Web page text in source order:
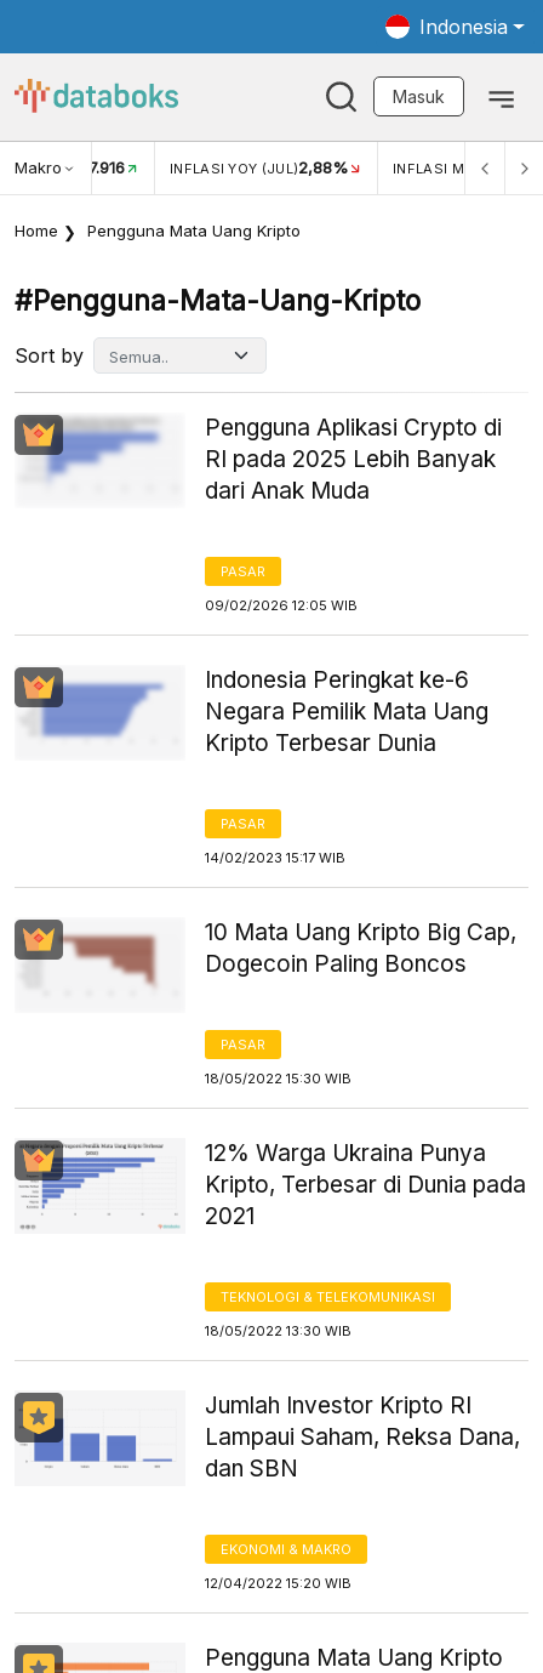
Indonesia
Masuk
Makro
USD/IDR 17.916 INFLASI YOY (JUL)2,88% INFLASI MOM (JUL)
Home Pengguna Mata Uang Kripto
#pengguna-Mata-Uang-Kripto
Sort by
Pengguna Aplikasi Crypto di
RI pada 2025 Lebih Banyak
dari Anak Muda
PASAR
09/02/2026 12:05 WIB
Indonesia Peringkat ke-6
Negara Pemilik Mata Uang
Kripto Terbesar Dunia
PASAR
14/02/2023 15:17 WIB
10 Mata Uang Kripto Big Cap,
Dogecoin Paling Boncos
PASAR
18/05/2022 15:30 WIB
12% Warga Ukraina Punya
Kripto, Terbesar di Dunia pada
2021
TEKNOLOGI & TELEKOMUNIKASI
18/05/2022 13:30 WIB
Jumlah Investor Kripto RI
Lampaui Saham, Reksa Dana,
dan SBN
EKONOMI & MAKRO
12/04/2022 15:20 WIB
Pengguna Mata Uang Kripto